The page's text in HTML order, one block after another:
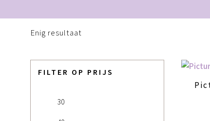
Enig resultaat
FILTER OP PRIJS
Min. prijs